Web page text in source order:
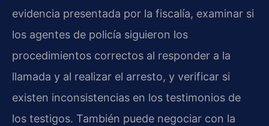
evidencia presentada por la fiscalía, examinar si
los agentes de policía siguieron los
procedimientos correctos al responder a la
llamada y al realizar el arresto, y verificar si
existen inconsistencias en los testimonios de
los testigos. También puede negociar con la